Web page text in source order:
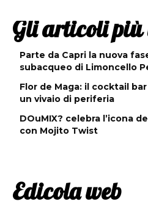
Gli articoli più
Parte da Capri la nuova
subacqueo di Limoncello
Flor de Maga: il cocktail
un vivaio di periferia
DOuMIX? celebra l’icona
con Mojito Twist
Edicola web